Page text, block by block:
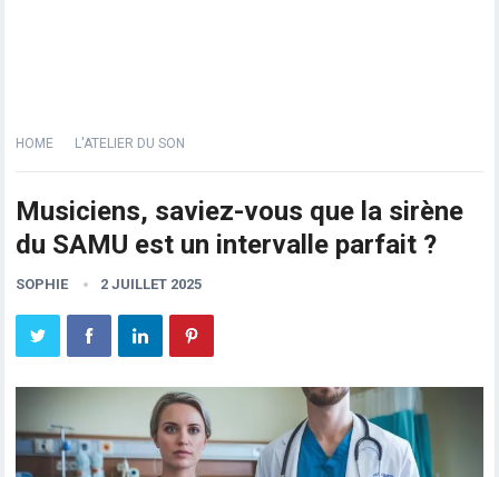
HOME L'ATELIER DU SON
Musiciens, saviez-vous que la sirène
du SAMU est un intervalle parfait ?
SOPHIE 2 JUILLET 2025